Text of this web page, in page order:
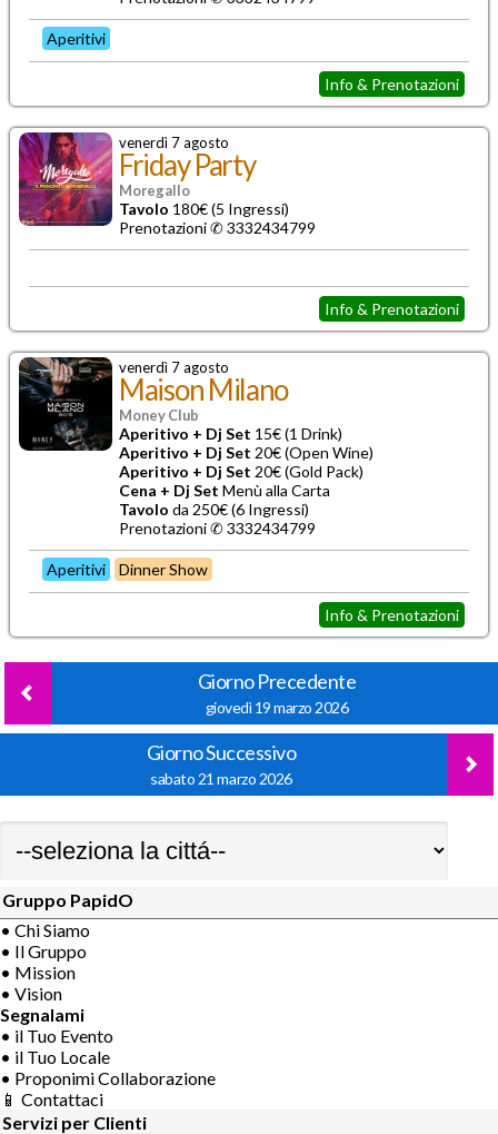
Aperitivi
Info & Prenotazioni
venerdì 7 agosto
Friday Party
Moregallo
Tavolo 180€ (5 Ingressi)
Prenotazioni ✆ 3332434799
Info & Prenotazioni
venerdì 7 agosto
Maison Milano
Money Club
Aperitivo + Dj Set 15€ (1 Drink)
Aperitivo + Dj Set 20€ (Open Wine)
Aperitivo + Dj Set 20€ (Gold Pack)
Cena + Dj Set Menù alla Carta
Tavolo da 250€ (6 Ingressi)
Prenotazioni ✆ 3332434799
Aperitivi Dinner Show
Info & Prenotazioni
Giorno Precedente
giovedì 19 marzo 2026
Giorno Successivo
sabato 21 marzo 2026
Gruppo PapidO
• Chi Siamo
• Il Gruppo
• Mission
• Vision
Segnalami
• il Tuo Evento
• il Tuo Locale
• Proponimi Collaborazione
📱 Contattaci
Servizi per Clienti